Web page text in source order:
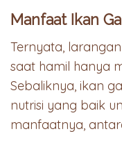
Manfaat Ikan
Ternyata,
saat hamil hanya
Sebaliknya, ikan
nutrisi yang baik
manfaatnya,